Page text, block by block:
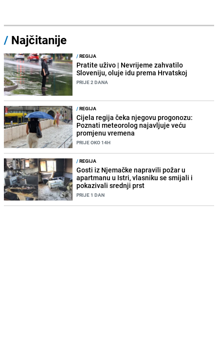
/ Najčitanije
/REGIJA
Pratite uživo | Nevrijeme zahvatilo
Sloveniju, oluje idu prema Hrvatskoj
PRIJE 2 DANA
/REGIJA
Cijela regija čeka njegovu progonozu:
Poznati meteorolog najavljuje veću
promjenu vremena
PRIJE OKO 14H
/REGIJA
Gosti iz Njemačke napravili požar u
apartmanu u Istri, vlasniku se smijali i
pokazivali srednji prst
PRIJE 1 DAN